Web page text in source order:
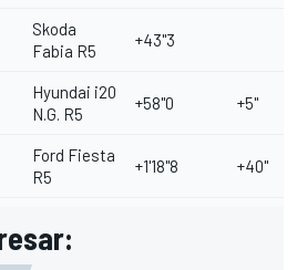
Skoda
Fabia R5
+43"3
Hyundai i20
N.G. R5
+58"0 +5"
Ford Fiesta
R5
+1'18"8 +40"